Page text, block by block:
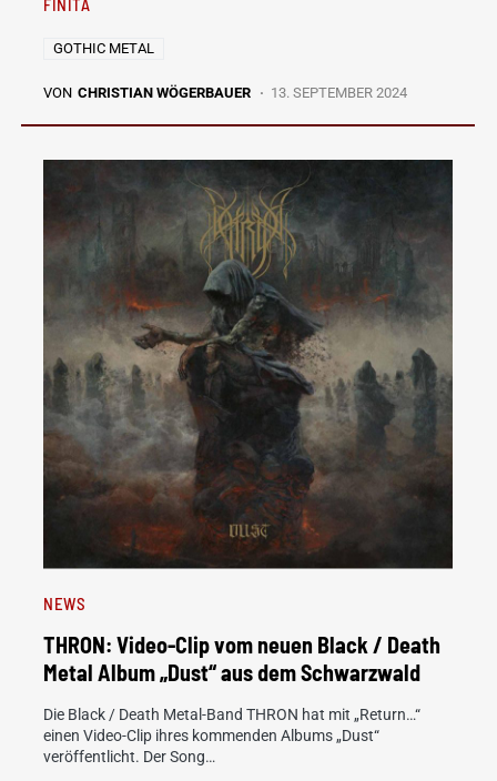
FINITA
GOTHIC METAL
VON CHRISTIAN WÖGERBAUER 13. SEPTEMBER 2024
NEWS
THRON: Video-Clip vom neuen Black / Death
Metal Album „Dust“ aus dem Schwarzwald
Die Black / Death Metal-Band THRON hat mit „Return…“
einen Video-Clip ihres kommenden Albums „Dust“
veröffentlicht. Der Song…